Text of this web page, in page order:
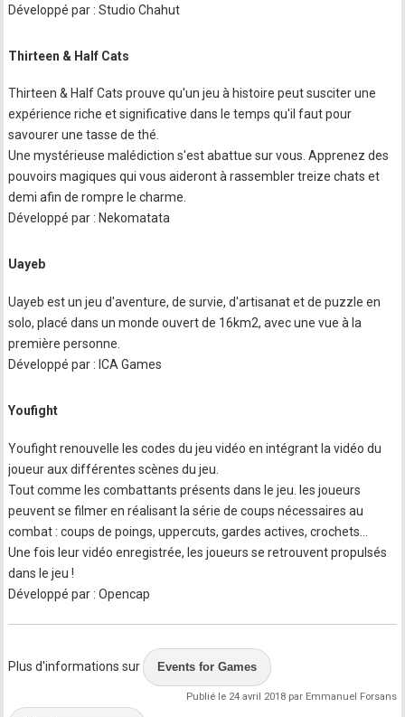
Développé par : Studio Chahut
Thirteen & Half Cats
Thirteen & Half Cats prouve qu'un jeu à histoire peut susciter une
expérience riche et significative dans le temps qu'il faut pour
savourer une tasse de thé.
Une mystérieuse malédiction s'est abattue sur vous. Apprenez des
pouvoirs magiques qui vous aideront à rassembler treize chats et
demi afin de rompre le charme.
Développé par : Nekomatata
Uayeb
Uayeb est un jeu d'aventure, de survie, d'artisanat et de puzzle en
solo, placé dans un monde ouvert de 16km2, avec une vue à la
première personne.
Développé par : ICA Games
Youfight
Youfight renouvelle les codes du jeu vidéo en intégrant la vidéo du
joueur aux différentes scènes du jeu.
Tout comme les combattants présents dans le jeu. les joueurs
peuvent se filmer en réalisant la série de coups nécessaires au
combat : coups de poings, uppercuts, gardes actives, crochets...
Une fois leur vidéo enregistrée, les joueurs se retrouvent propulsés
dans le jeu !
Développé par : Opencap
Plus d'informations sur Events for Games
Publié le 24 avril 2018 par Emmanuel Forsans